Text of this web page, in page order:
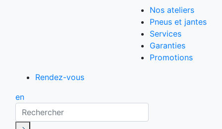
Nos ateliers
Pneus et jantes
Services
Garanties
Promotions
Rendez-vous
en
Rechercher